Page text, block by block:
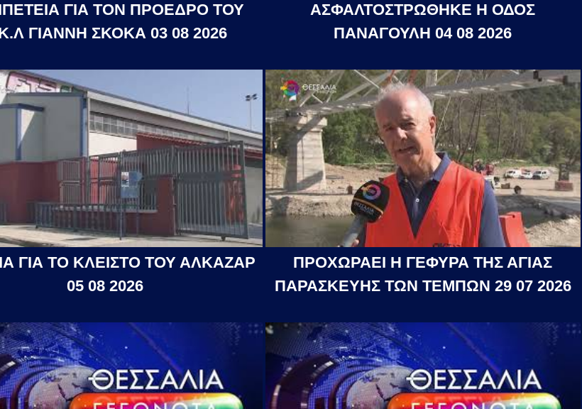
ΓΙΑ ΤΟΝ ΠΡΟΕΔΡΟ ΤΟΥ
ΓΙΑΝΝΗ ΣΚΟΚΑ 03 08 2026
ΑΣΦΑΛΤΟΣΤΡΩΘΗΚΕ Η ΟΔΟΣ
ΠΑΝΑΓΟΥΛΗ 04 08 2026
ΓΙΑ ΤΟ ΚΛΕΙΣΤΟ ΤΟΥ ΑΛΚΑΖΑΡ
05 08 2026
ΠΡΟΧΩΡΑΕΙ Η ΓΕΦΥΡΑ ΤΗΣ ΑΓΙΑΣ
ΠΑΡΑΣΚΕΥΗΣ ΤΩΝ ΤΕΜΠΩΝ 29 07 2026